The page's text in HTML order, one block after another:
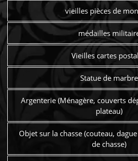
vieilles pièces de
médailles
Vieilles cartes
Statue de marbre
Argenterie (Ménagère, couverts
plateau)
Objet sur la chasse (couteau,
de chasse)